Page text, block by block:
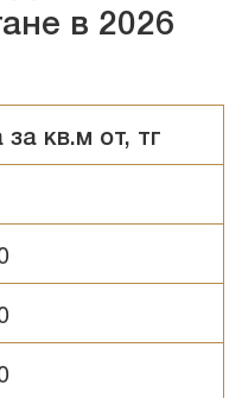
в 2026
за кв.м от, тг